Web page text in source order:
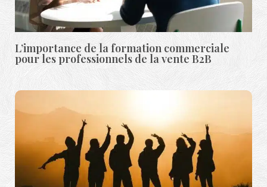
L’importance de la formation commerciale
pour les professionnels de la vente B2B